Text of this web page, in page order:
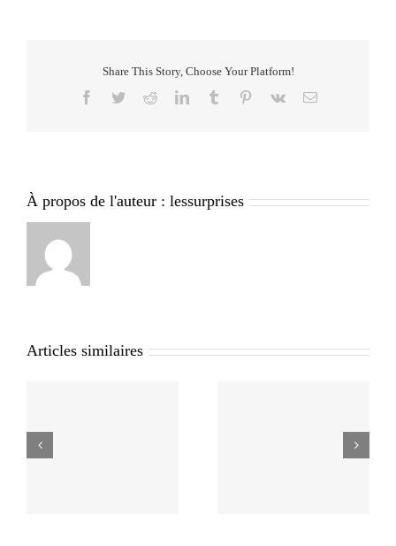
Share This Story, Choose Your Platform!
Facebook
TwitterRedditLinkedInTumblr Pinterest
Vk Email
À propos de l'auteur : lessurprises
Articles similaires